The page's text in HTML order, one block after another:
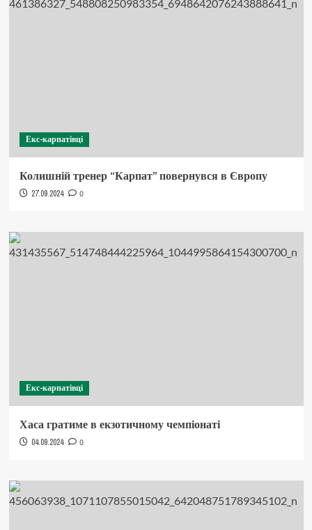
Екс-карпатівці
Колишній тренер “Карпат” повернувся в Європу
27.09.2024 0
Екс-карпатівці
Хаса гратиме в екзотичному чемпіонаті
04.09.2024 0